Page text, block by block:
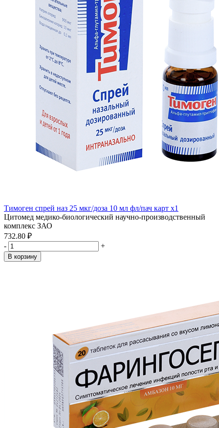
Тимоген спрей наз 25 мкг/доза 10 мл фл/пач карт x1
Цитомед медико-биологический научно-производственный
комплекс ЗАО
732.80 ₽
-
+
В корзину